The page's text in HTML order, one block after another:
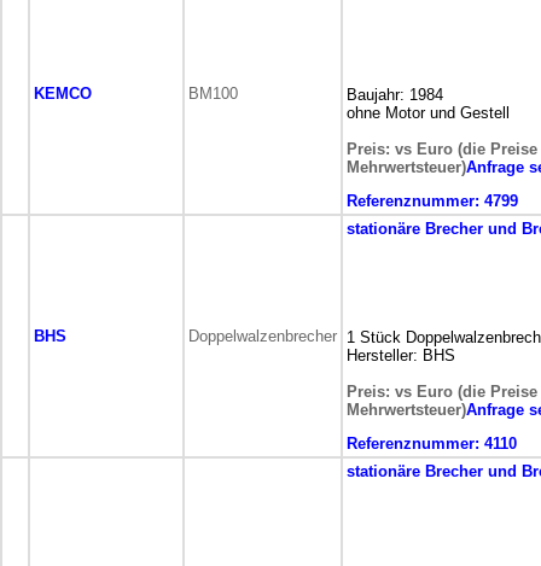
KEMCO BM100
Baujahr: 1984
ohne Motor und Gestell
Preis: vs Euro (die
Mehrwertsteuer)Anfrage
Referenznummer: 4799
BHS Doppelwalzenbrecher
stationäre Brecher und
1 Stück
Hersteller: BHS
Preis: vs Euro (die
Mehrwertsteuer)Anfrage
Referenznummer: 4110
stationäre Brecher und